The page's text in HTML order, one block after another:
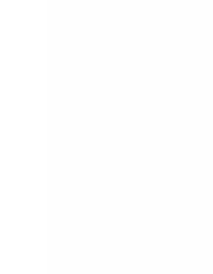
les
pour vous
le lien de
et